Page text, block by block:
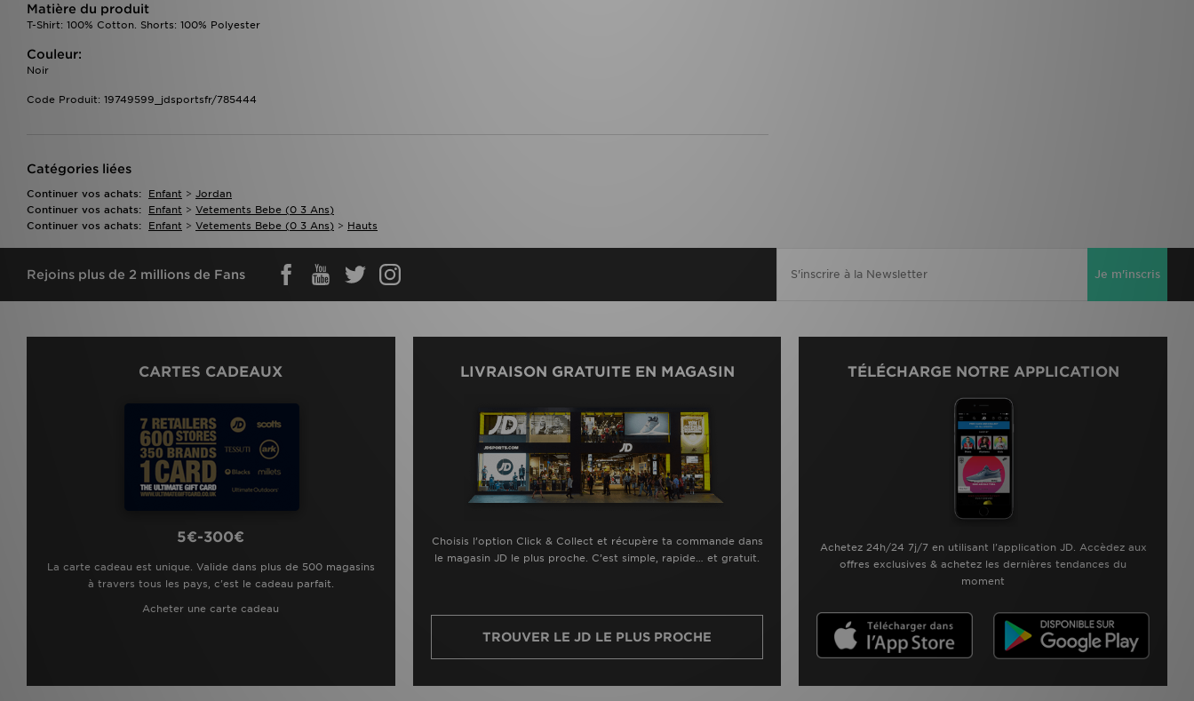
Matière du produit
T-Shirt: 100% Cotton. Shorts: 100% Polyester
Couleur:
Noir
Code Produit: 19749599_jdsportsfr/785444
Catégories liées
Continuer vos achats: Enfant > Jordan
Continuer vos achats:
Enfant > Vetements Bebe (0 3 Ans)
Continuer vos achats:
Enfant > Vetements Bebe (0 3 Ans) > Hauts
Rejoins plus de 2 millions de Fans Je m'inscris
CARTES CADEAUX
5€-300€
La carte cadeau est unique. Valide dans plus de 500 magasins
à travers tous les pays, c'est le cadeau parfait.
Acheter une carte cadeau
LIVRAISON GRATUITE EN MAGASIN
Choisis l’option Click & Collect et récupère ta commande dans
le magasin JD le plus proche. C’est simple, rapide… et gratuit.
TROUVER LE JD LE PLUS PROCHE
TÉLÉCHARGE NOTRE APPLICATION
Achetez 24h/24 7j/7 en utilisant l'application JD. Accèdez aux
offres exclusives & achetez les dernières tendances du
moment